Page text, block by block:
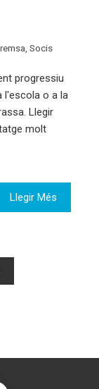
Socis
progressiu
l'escola o a la
Llegir
molt
Llegir Més